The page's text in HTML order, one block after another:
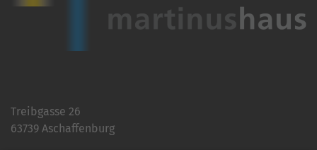
Treibgasse 26
63739 Aschaffenburg